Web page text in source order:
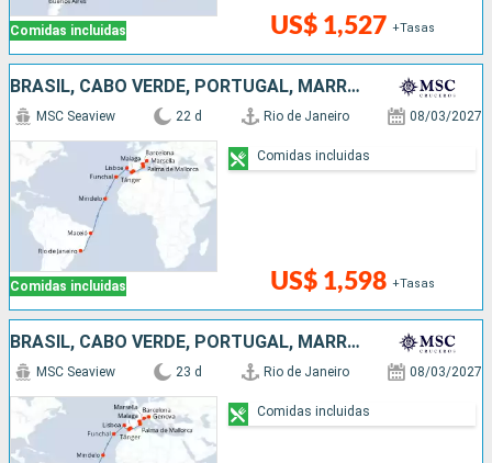
Comidas incluidas US$ 1,527 +Tasas
BRASIL, CABO VERDE, PORTUGAL, MARRUECOS, ESPAÑA, FRANCIA
Comidas incluidas
MSC Seaview 22 d Rio de Janeiro 08/03/2027
US$ 1,598 +Tasas
Comidas incluidas
BRASIL, CABO VERDE, PORTUGAL, MARRUECOS, ESPAÑA, FRANCIA, ITALIA
MSC Seaview 23 d Rio de Janeiro 08/03/2027
Comidas incluidas